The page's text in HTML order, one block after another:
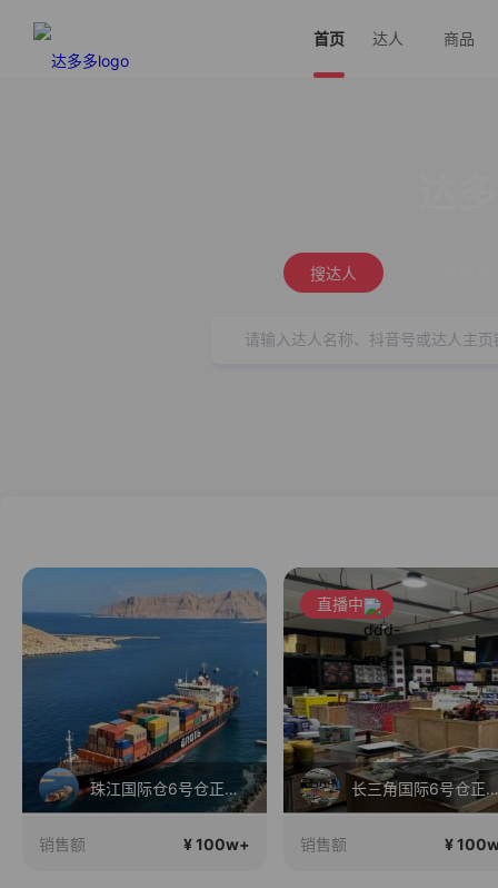
首页 达人 商品
搜达人
珠江国际仓6号仓正在直播
销售额 ¥ 100w+
直播中
长三角国际6号仓正在直播
销售额 ¥